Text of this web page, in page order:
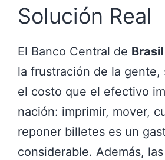
Solución Real
El Banco Central de Brasil
la frustración de la gente,
el costo que el efectivo
nación: imprimir, mover,
reponer billetes es un
considerable. Además,